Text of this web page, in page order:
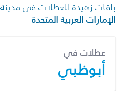
باقات زهيدة للعطلات في مدينة
الإمارات العربية المتحدة
عطلات في
أبوظبي